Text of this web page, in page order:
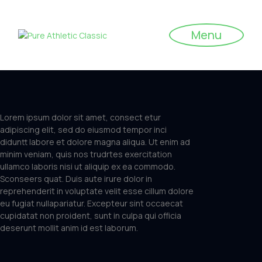
Menu
Lorem ipsum dolor sit amet, consect etur
adipiscing elit, sed do eiusmod tempor inci
diduntt labore et dolore magna aliqua. Ut enim ad
minim veniam, quis nos trudrtes exercitation
ullamco laboris nisi ut aliquip ex ea commodo.
Sconseers quat. Duis aute irure dolor in
reprehenderit in voluptate velit esse cillum dolore
eu fugiat nullapariatur. Excepteur sint occaecat
cupidatat non proident, sunt in culpa qui officia
deserunt mollit anim id est laborum.